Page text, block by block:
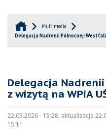
Multimedia
Delegacja Nadrenii Północnej-
Delegacja
z wizytą na WPiA
22.05.2026 - 15:28, aktualizacja
15:11